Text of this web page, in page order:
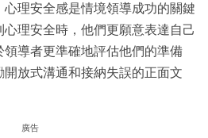
心理安全感是情境領導成功的關鍵
理安全時，他們更願意表達自己
導者更準確地評估他們的準備
放式溝通和接納失誤的正面文
廣告